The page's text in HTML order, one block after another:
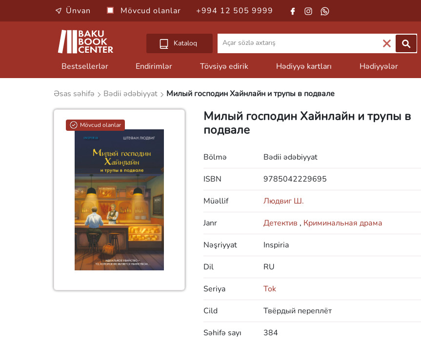
Ünvan Mövcud olanlar +994 12 505 9999
Kataloq
Bestsellerlər Endirimlər Tövsiyə edirik Hədiyyə kartları Hədiyyələr
Əsas səhifə Bədii ədəbiyyat Милый господин Хайнлайн и трупы в подвале
Mövcud olanlar
Милый господин Хайнлайн и трупы в
подвале
Bölmə Bədii ədəbiyyat
ISBN 9785042229695
Müəllif Людвиг Ш.
Janr Детектив , Криминальная драма
Nəşriyyat Inspiria
Dil RU
Seriya Tok
Cild Твёрдый переплёт
Səhifə sayı 384